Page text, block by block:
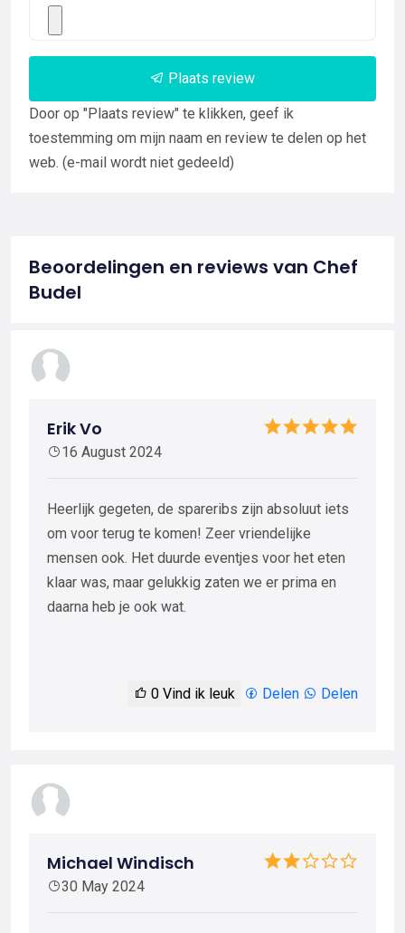
Plaats review
Door op "Plaats review" te klikken, geef ik
toestemming om mijn naam en review te delen op het
web. (e-mail wordt niet gedeeld)
Beoordelingen en reviews van Chef
Budel
Erik Vo
16 August 2024
Heerlijk gegeten, de spareribs zijn absoluut iets
om voor terug te komen! Zeer vriendelijke
mensen ook. Het duurde eventjes voor het eten
klaar was, maar gelukkig zaten we er prima en
daarna heb je ook wat.
0 Vind ik leuk Delen Delen
Michael Windisch
30 May 2024